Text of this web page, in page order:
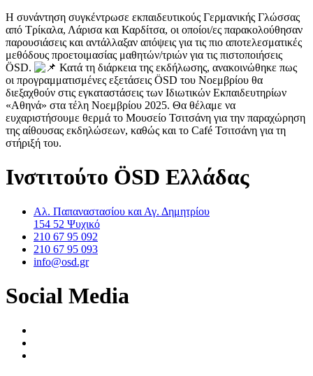
Η συνάντηση συγκέντρωσε εκπαιδευτικούς Γερμανικής Γλώσσας
από Τρίκαλα, Λάρισα και Καρδίτσα, οι οποίοι/ες παρακολούθησαν
παρουσιάσεις και αντάλλαξαν απόψεις για τις πιο αποτελεσματικές
μεθόδους προετοιμασίας μαθητών/τριών για τις πιστοποιήσεις
ÖSD.
Κατά τη διάρκεια της εκδήλωσης, ανακοινώθηκε πως
οι προγραμματισμένες εξετάσεις ÖSD του Νοεμβρίου θα
διεξαχθούν στις εγκαταστάσεις των Ιδιωτικών Εκπαιδευτηρίων
«Αθηνά» στα τέλη Νοεμβρίου 2025. Θα θέλαμε να
ευχαριστήσουμε θερμά το Μουσείο Τσιτσάνη για την παραχώρηση
της αίθουσας εκδηλώσεων, καθώς και το Café Τσιτσάνη για τη
στήριξή του.
Ινστιτούτο ÖSD Ελλάδας
Αλ. Παπαναστασίου και Αγ. Δημητρίου
154 52 Ψυχικό
210 67 95 092
210 67 95 093
info@osd.gr
Social Media